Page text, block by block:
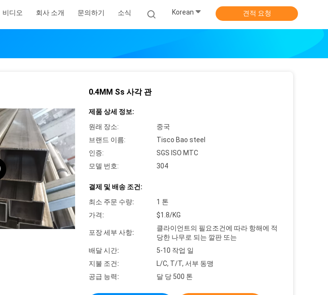
비디오 회사 소개 문의하기 소식 Korean 견적 요청
0.4MM Ss 사각 관
제품 상세 정보:
원래 장소:
중국
브랜드 이름:
Tisco Bao steel
인증:
SGS ISO MTC
모델 번호:
304
결제 및 배송 조건:
최소 주문 수량:
1 톤
가격:
$1.8/KG
포장 세부 사항:
클라이언트의 필요조건에 따라 항해에 적
당한 나무로 되는 깔판 또는
배달 시간:
5-10 작업 일
지불 조건:
L/C, T/T, 서부 동맹
공급 능력:
달 당 500 톤